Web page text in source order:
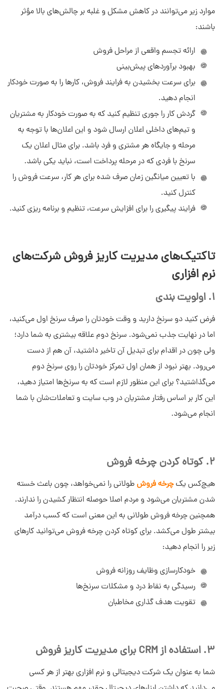
موارد زیر می‌توانند در کاهش مشکل و غلبه بر چالش‌های بالا مؤثر
باشند:
ارائه تجسم واقعی از مراحل فروش
بهبود برآوردهای پیش‌بینی
برای سرعت بخشیدن به فرایند فروش، کارها را به صورت خودکار
انجام دهید.
گردش کار را جوری تنظیم کنید که به صورت خودکار به مشتریان
و تیم‌های داخلی اعلان ارسال شود و این اعلان‌ها با توجه به
مرحله و جایگاه هر مشتری و فرد باشد. برای مثال اعلان یک
سرنخ با فردی که در مرحله پرداخت است، نباید یکی باشد.
با تعیین میانگین زمان صرف شده برای هر کار، سرعت فروش را
کنترل کنید.
فرایند پیگیری را برای افزایش سرعت، تنظیم و برنامه ریزی کنید.
تاکتیک‌های مدیریت کاریز فروش شرکت‌های
نرم افزاری
1. اولویت بندی
فرض کنید دو سرنخ دارید و وقت خودتان را صرف سرنخ اول می‌کنید،
اما در نهایت جذب نمی‌شود. سرنخ دوم علاقه بیشتری به شما دارد؛
ولی چون در اقدام برای تبدیل آن تاخیر داشتید، آن هم از دست
می‌رود. بهتر نبود از همان اول تمرکز خودتان را روی سرنخ دوم
می‌گذاشتید؟ برای این منظور لازم است که به سرنخ‌ها امتیاز دهید،
این کار بر اساس رفتار مشتریان در وب سایت و تعاملات‌شان با شما
انجام می‌شود.
2. کوتاه کردن چرخه فروش
هیچ‌کس یکچرخه فروشطولانی را نمی‌خواهد، چون باعث خسته
شدن مشتریان می‌شود و مردم اصلا حوصله انتظار کشیدن را ندارند.
همچنین چرخه فروش طولانی به این معنی است که کسب درآمد
بیشتر طول می‌کشد. برای کوتاه کردن چرخه فروش می‌توانید کارهای
زیر را انجام دهید:
خودکارسازی وظایف روزانه فروش
رسیدگی به نقاط درد و مشکلات سرنخ‌ها
تقویت هدف گذاری مخاطبان
3. استفاده از CRM برای مدیریت کاریز فروش
شما به عنوان یک شرکت دیجیتالی و نرم افزاری بهتر از هر کسی